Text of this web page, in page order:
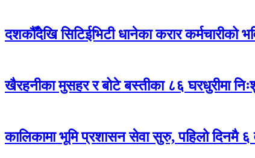
दशकौँदेखि सिटिईभिटी धानेका करार कर्मचारीको
खैरहनीका मुसहर र बोटे बस्तीका ८६ घरधुरीमा
कालिकामा भूमि प्रशासन सेवा सुरु, पहिलो दिनमै ६